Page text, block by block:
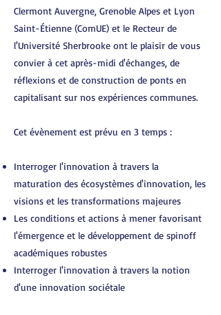
Clermont Auvergne, Grenoble Alpes et Lyon
Saint-Étienne (ComUE) et le Recteur de
l'Université Sherbrooke ont le plaisir de vous
convier à cet après-midi d'échanges, de
réflexions et de construction de ponts en
capitalisant sur nos expériences communes.
Cet évènement est prévu en 3 temps :
Interroger l'innovation à travers la
maturation des écosystèmes d'innovation, les
visions et les transformations majeures
Les conditions et actions à mener favorisant
l'émergence et le développement de spinoff
académiques robustes
Interroger l'innovation à travers la notion
d'une innovation sociétale